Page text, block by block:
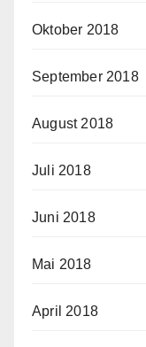
Oktober 2018
September 2018
August 2018
Juli 2018
Juni 2018
Mai 2018
April 2018